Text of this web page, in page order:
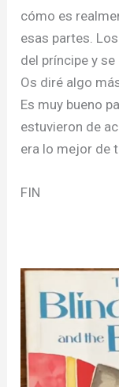
cómo es
esas partes.
del príncipe y
Os diré algo
Es muy bueno
estuvieron de
era lo mejor de
FIN